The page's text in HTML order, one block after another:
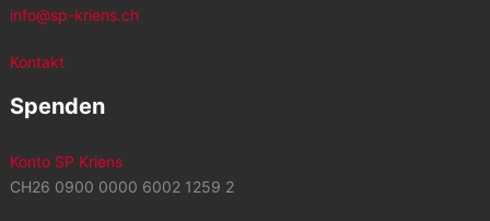
info@sp-kriens.ch
Kontakt
Spenden
Konto SP Kriens
CH26 0900 0000 6002 1259 2